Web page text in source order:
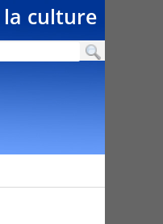
la culture